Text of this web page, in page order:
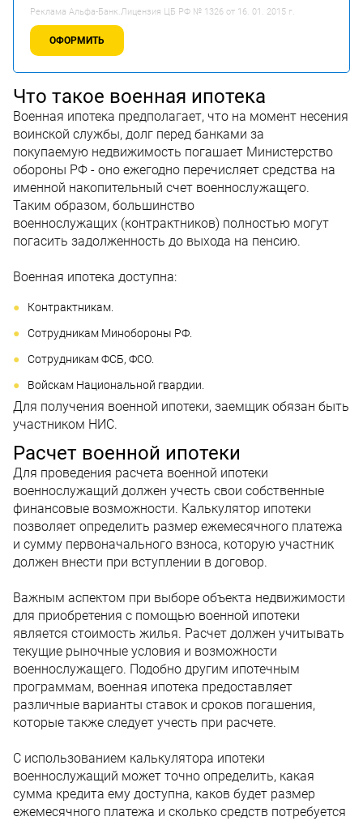
Реклама Альфа-Банк.Лицензия ЦБ РФ № 1326 от 16. 01. 2015 г.
ОФОРМИТЬ
Что такое военная ипотека
Военная ипотека предполагает, что на момент несения
воинской службы, долг перед банками за
покупаемую недвижимость погашает Министерство
обороны РФ - оно ежегодно перечисляет средства на
именной накопительный счет военнослужащего.
Таким образом, большинство
военнослужащих (контрактников) полностью могут
погасить задолженность до выхода на пенсию.
Военная ипотека доступна:
Контрактникам.
Сотрудникам Минобороны РФ.
Сотрудникам ФСБ, ФСО.
Войскам Национальной гвардии.
Для получения военной ипотеки, заемщик обязан быть
участником НИС.
Расчет военной ипотеки
Для проведения расчета военной ипотеки
военнослужащий должен учесть свои собственные
финансовые возможности. Калькулятор ипотеки
позволяет определить размер ежемесячного платежа
и сумму первоначального взноса, которую участник
должен внести при вступлении в договор.
Важным аспектом при выборе объекта недвижимости
для приобретения с помощью военной ипотеки
является стоимость жилья. Расчет должен учитывать
текущие рыночные условия и возможности
военнослужащего. Подобно другим ипотечным
программам, военная ипотека предоставляет
различные варианты ставок и сроков погашения,
которые также следует учесть при расчете.
С использованием калькулятора ипотеки
военнослужащий может точно определить, какая
сумма кредита ему доступна, каков будет размер
ежемесячного платежа и сколько средств потребуется